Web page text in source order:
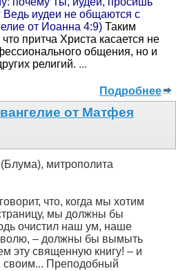
Ведь иудеи не общаются с
от Иоанна 4:9) Таким
притча Христа касается не
общения, но и
религий. ...
Подробнее
от Матфея
митрополита
что, когда мы хотим
мы должны бы
очистил наш ум, наше
– должны бы вымыть
эту священную книгу! – и
своим... Преподобный